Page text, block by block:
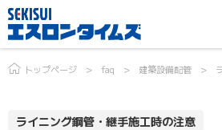
トップページ faq 建築設備配管
ライニング鋼管・継手施工時の注意